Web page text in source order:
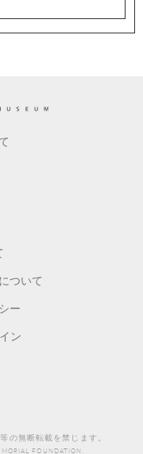
ついて
ー
ン
の無断転載を禁じます。
FOUNDATION.